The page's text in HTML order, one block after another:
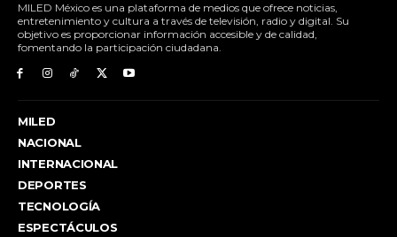
MILED México es una plataforma de medios que ofrece noticias,
entretenimiento y cultura a través de televisión, radio y digital. Su
objetivo es proporcionar información accesible y de calidad,
fomentando la participación ciudadana.
MILED
NACIONAL
INTERNACIONAL
DEPORTES
TECNOLOGÍA
ESPECTÁCULOS